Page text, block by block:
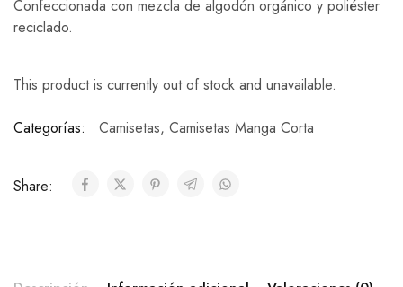
Confeccionada con mezcla de algodón orgánico y poliéster
reciclado.
This product is currently out of stock and unavailable.
Categorías: Camisetas, Camisetas Manga Corta
Share: